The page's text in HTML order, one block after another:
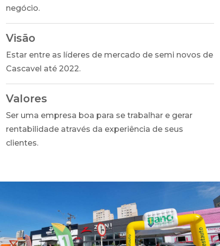
negócio.
Visão
Estar entre as líderes de mercado de semi novos de
Cascavel até 2022.
Valores
Ser uma empresa boa para se trabalhar e gerar
rentabilidade através da experiência de seus
clientes.